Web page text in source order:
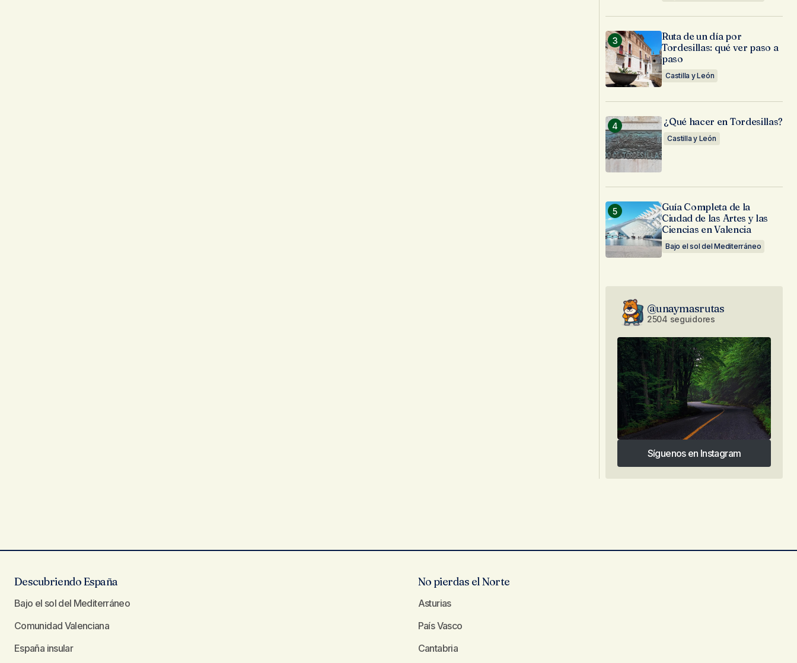
Ruta de un día por
Tordesillas: qué ver paso a
paso
Castilla y León
¿Qué hacer en Tordesillas?
Castilla y León
Guía Completa de la
Ciudad de las Artes y las
Ciencias en Valencia
Bajo el sol del Mediterráneo
@unaymasrutas
2504 seguidores
Síguenos en Instagram
Síguenos en Instagram
Descubriendo España
Bajo el sol del Mediterráneo
Comunidad Valenciana
España insular
No pierdas el Norte
Asturias
País Vasco
Cantabria